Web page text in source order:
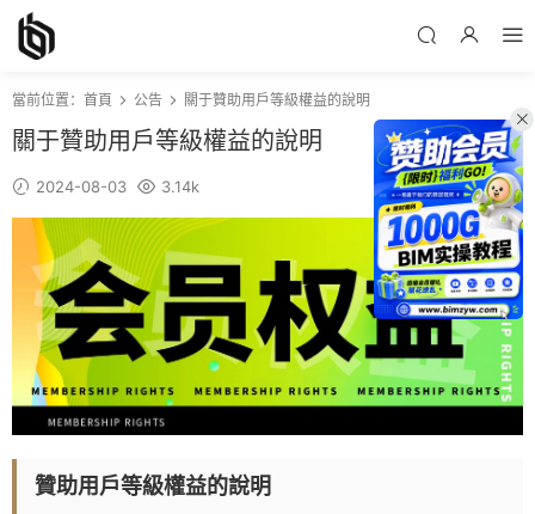
當前位置： 首頁 公告 關于贊助用戶等級權益的說明
關于贊助用戶等級權益的說明
2024-08-03 3.14k
贊助用戶等級權益的說明